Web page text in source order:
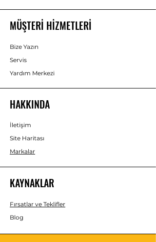
MÜŞTERİ HİZMETLERİ
Bize Yazın
Servis
Yardım Merkezi
HAKKINDA
İletişim
Site Haritası
Markalar
KAYNAKLAR
Fırsatlar ve Teklifler
Blog